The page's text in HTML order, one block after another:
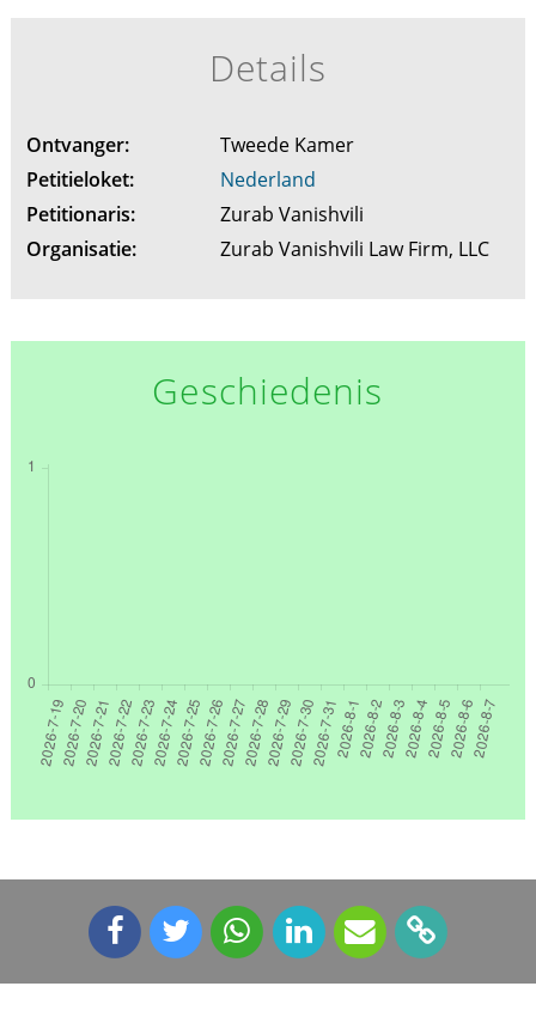
Details
Ontvanger:
Tweede Kamer
Petitieloket:
Nederland
Petitionaris:
Zurab Vanishvili
Organisatie:
Zurab Vanishvili Law Firm, LLC
Geschiedenis